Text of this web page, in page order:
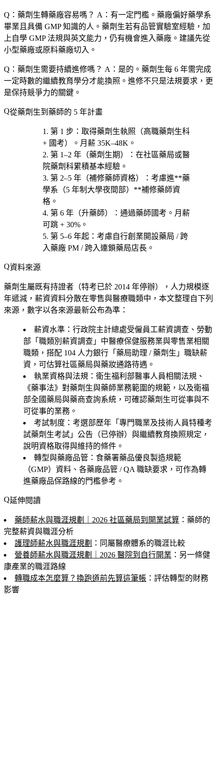
Q：藥劑生轉藥廠容易嗎？ A：有一定門檻。藥廠偏好藥學系
畢業且具備 GMP 知識的人。藥劑生若有品管實驗室經驗，加
上自學 GMP 法規與英文能力，仍有機會進入藥廠。建議先從
小型藥廠或原料藥廠切入。
Q：藥劑生需要持續進修嗎？ A：是的。藥劑生每 6 年需完成
一定時數的繼續教育學分才能換照。進修不只是法規要求，更
是保持競爭力的關鍵。
從藥劑生到藥師的 5 年計畫
第 1 步 ：取得藥劑生執照（高職藥劑生科
+ 國考）
。月薪 35K–48K。
第 1–2 年（藥劑生期）
：在社區藥局或醫
院藥劑科累積基本經驗。
第 2–5 年（補修藥師資格）
：考慮進**藥
學系（5 年制大學夜間部）**補修藥師資
格。
第 6 年（升藥師）
：通過藥師國考。月薪
可跳 + 30%。
第 5–6 年起 ：考慮自行創業開設藥局 / 跨
入藥廠 PM / 跨入連鎖藥局店長 。
資料來源
藥劑生屬既有持證者（特考已於 2014 年停辦），人力規模逐
年遞減，薪資資料分散在零售與醫療職類中，本文整理自下列
來源，數字以各來源最新公布為準：
薪資水準 ：行政院主計總處受僱員工薪資調查、勞動
部「職類別薪資調查」中醫療保健服務業與零售業相關
職類，搭配 104 人力銀行「藥局助理 / 藥劑生」職缺薪
資，可估算社區藥局與藥妝通路待遇。
執業資格與法規 ：衛生福利部醫事人員相關法規、
《藥事法》對藥劑生與藥師業務範圍的規範，以及衛福
部全國藥局與藥商查詢系統，可確認藥劑生可從事與不
可從事的業務。
考試制度 ：考選部歷年「專門職業及技術人員特種考
試藥劑生考試」公告（已停辦）與繼續教育換照規定，
說明資格取得與維持的條件。
轉型與藥廠品管 ：食藥署藥品優良製造規範
（GMP）資料、各藥廠品管 / QA 職缺要求，可作為轉
進藥廠品保路線的門檻參考。
延伸閱讀
藥師薪水與職涯規劃｜2026 社區藥局到開業試算 ：藥師的
完整薪資與職涯分析
護理師薪水與職涯規劃 ：同屬醫療體系的職涯比較
營養師薪水與職涯規劃｜2026 醫院到自行開業 ：另一條健
康產業的職涯路線
轉職成本怎麼算？換跑道前先算這筆帳 ：評估轉型的財務
影響